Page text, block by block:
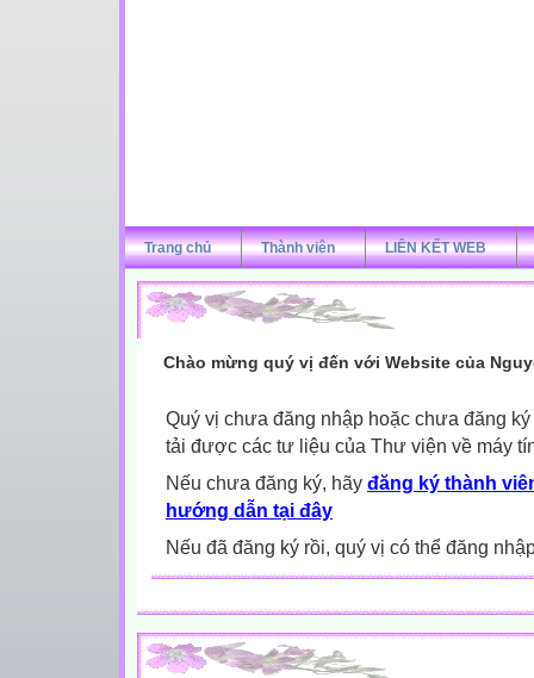
Trang chủ Thành viên LIÊN KẾT WEB
Chào mừng quý vị đến với Website của
Quý vị chưa đăng nhập hoặc chưa đăng
tải được các tư liệu của Thư viện về máy
Nếu chưa đăng ký, hãy đăng ký thành
hướng dẫn tại đây
Nếu đã đăng ký rồi, quý vị có thể đăng